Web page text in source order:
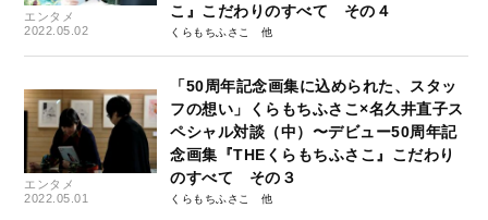
エンタメ
2022.05.02
こ』こだわりのすべて その４
くらもちふさこ
エンタメ
2022.05.01
「50周年記念画集に込められた、スタッ
フの想い」くらもちふさこ×名久井直子ス
ペシャル対談（中）〜デビュー50周年記
念画集『THEくらもちふさこ』こだわり
のすべて その３
くらもちふさこ